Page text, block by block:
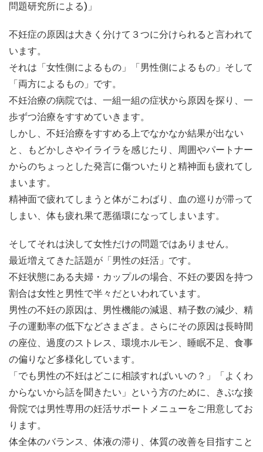
問題研究所による)」
不妊症の原因は大きく分けて３つに分けられると言われて
います。
それは「女性側によるもの」「男性側によるもの」そして
「両方によるもの」です。
不妊治療の病院では、一組一組の症状から原因を探り、一
歩ずつ治療をすすめていきます。
しかし、不妊治療をすすめる上でなかなか結果が出ない
と、もどかしさやイライラを感じたり、周囲やパートナー
からのちょっとした発言に傷ついたりと精神面も疲れてし
まいます。
精神面で疲れてしまうと体がこわばり、血の巡りが滞って
しまい、体も疲れ果て悪循環になってしまいます。
そしてそれは決して女性だけの問題ではありません。
最近増えてきた話題が「男性の妊活」です。
不妊状態にある夫婦・カップルの場合、不妊の要因を持つ
割合は女性と男性で半々だといわれています。
男性の不妊の原因は、男性機能の減退、精子数の減少、精
子の運動率の低下などさまざま。さらにその原因は長時間
の座位、過度のストレス、環境ホルモン、睡眠不足、食事
の偏りなど多様化しています。
「でも男性の不妊はどこに相談すればいいの？」「よくわ
からないから話を聞きたい」という方のために、きぶな接
骨院では男性専用の妊活サポートメニューをご用意してお
ります。
体全体のバランス、体液の滞り、体質の改善を目指すこと